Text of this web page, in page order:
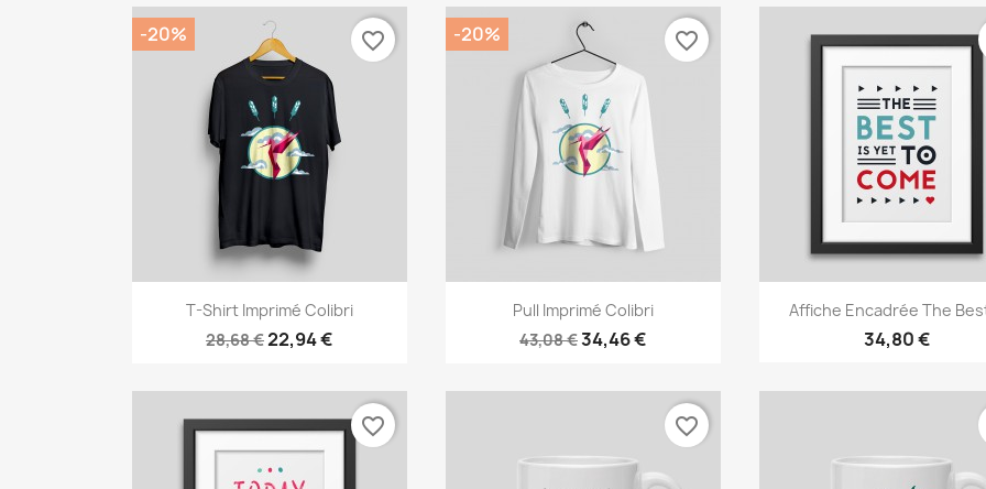
Aperçu rapide
T-Shirt Imprimé Colibri
28,68 €22,94 €
-20% favorite_border
Aperçu rapide
Pull Imprimé Colibri
43,08 €34,46 €
-20% favorite_border
Aperçu rapide
Affiche Encadrée The
34,80 €
favorite_border favorite_border